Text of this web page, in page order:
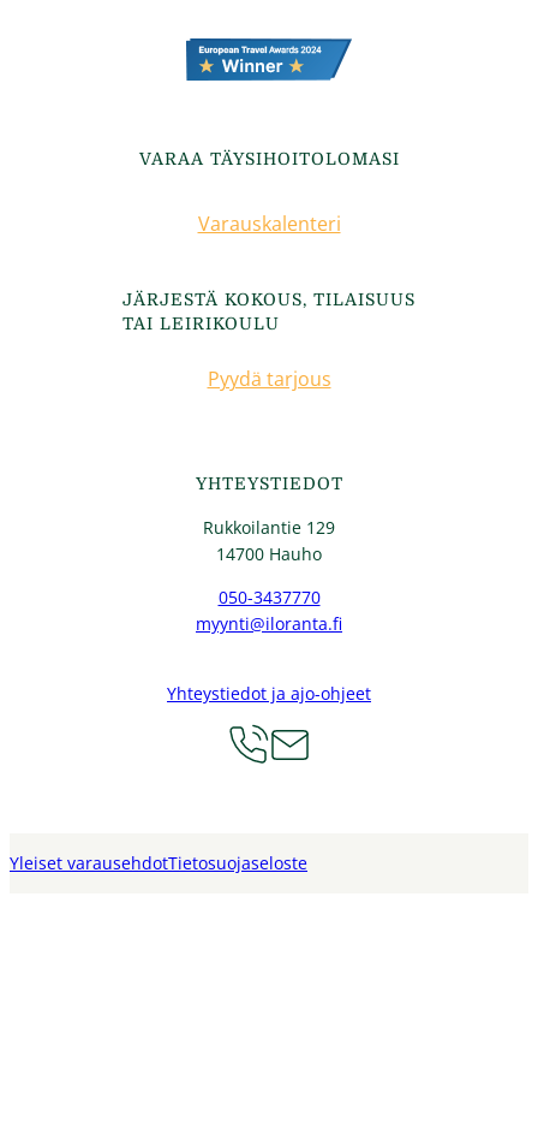
VARAA TÄYSIHOITOLOMASI
Varauskalenteri
JÄRJESTÄ KOKOUS, TILAISUUS
TAI LEIRIKOULU
Pyydä tarjous
YHTEYSTIEDOT
Rukkoilantie 129
14700 Hauho
050-3437770
myynti@iloranta.fi
Yhteystiedot ja ajo-ohjeet
Yleiset varausehdotTietosuojaseloste